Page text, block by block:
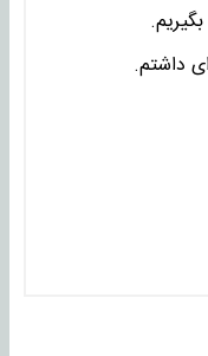
داشتم.